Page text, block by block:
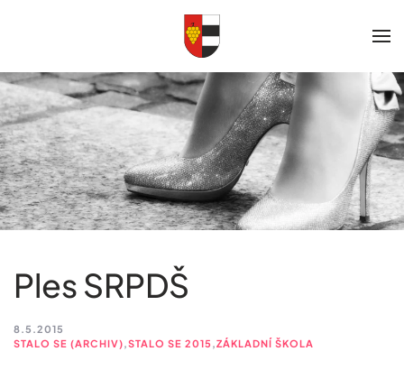
Ples SRPDŠ
8.5.2015
STALO SE (ARCHIV),STALO SE 2015,ZÁKLADNÍ ŠKOLA